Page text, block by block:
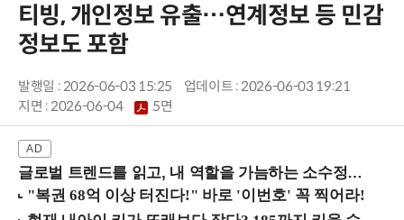
티빙, 개인정보 유출…연계정보 등 민감
정보도 포함
발행일 : 2026-06-03 15:25
업데이트 : 2026-06-03 19:21
지면 :2026-06-04 5면
글로벌 트렌드를 읽고, 내 역할을 가늠하는 소수정예 실습 워크숍 (8/28 신논현역)